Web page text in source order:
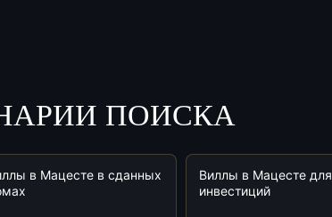
ПОИСКА
в Мацесте в сданных
Виллы в Мацесте для
инвестиций